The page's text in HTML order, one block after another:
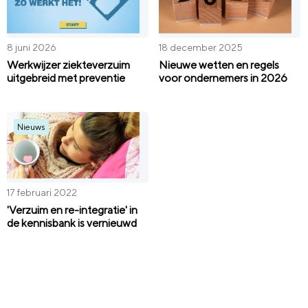
8 juni 2026
Werkwijzer ziekteverzuim
uitgebreid met preventie
18 december 2025
Nieuwe wetten en regels
voor ondernemers in 2026
Nieuws
17 februari 2022
'Verzuim en re-integratie' in
de kennisbank is vernieuwd